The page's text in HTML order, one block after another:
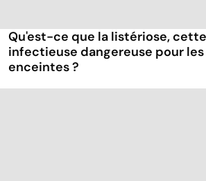
Qu'est-ce que la listériose,
infectieuse dangereuse pour
enceintes ?